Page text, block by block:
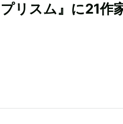
プリスム』に21作